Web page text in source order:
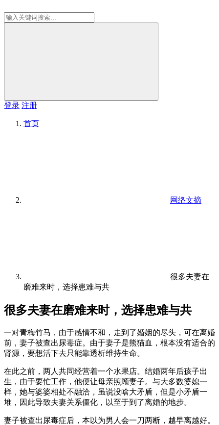
登录 注册
首页
网络文摘
很多夫妻在
磨难来时，选择患难与共
很多夫妻在磨难来时，选择患难与共
一对青梅竹马，由于感情不和，走到了婚姻的尽头，可在离婚
前，妻子被查出尿毒症。由于妻子是熊猫血，根本没有适合的
肾源，要想活下去只能靠透析维持生命。
在此之前，两人共同经营着一个水果店。结婚两年后孩子出
生，由于要忙工作，他便让母亲照顾妻子。与大多数婆媳一
样，她与婆婆相处不融洽，虽说没啥大矛盾，但是小矛盾一
堆，因此导致夫妻关系僵化，以至于到了离婚的地步。
妻子被查出尿毒症后，本以为男人会一刀两断，越早离越好。